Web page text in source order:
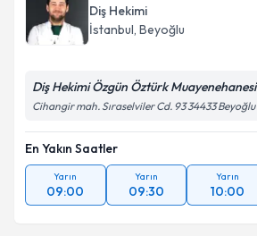
Diş Hekimi
İstanbul, Beyoğlu
Diş Hekimi Özgün Öztürk Muayenehanesi
Cihangir mah. Sıraselviler Cd. 93 34433 Beyoğlu
En Yakın Saatler
Yarın
09:00
Yarın
09:30
Yarın
10:00